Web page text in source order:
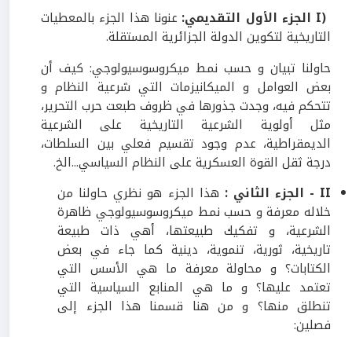
(I الجزء الأول التقديمي: عنونا هذا الجزء بالمعطيات
التاريخية لتكوين الدولة الجزائرية المستقلة.
حاولنا تبيان و حسب نمط ميكروسوسيولوجي: كيف أن
بعض العوامل و الميكانيزمات التي شرعية النظام و
تتحكم فيه، وجدت جذورها في ظروف طبعت حرب التحرير،
مثل أولوية الشرعية التاريخية على الشرعية
الديمقراطية، عدم وجود تقسيم فعلي بين السلطات،
درجة ثقل القوة العسكرية على النظام السياسي...الخ.
II
- الجزء الثاني : هذا الجزء هو نظري حاولنا من
خلاله معرفة و حسب نمط ميكروسوسيولوجي ظاهرة
الشرعية، و تفكيك طبيعتها، أهي ذات طبيعة
تاريخية، ثورية، تنموية، دينية كما جاء في بعض
الكتابات؟ و محاولة معرفة ما هي الأسس التي
تعتمد عليها؟ و ما هي المنابع السياسية التي
تنطلق منها؟ و من هنا قسمنا هذا الجزء إلى
فصلين: